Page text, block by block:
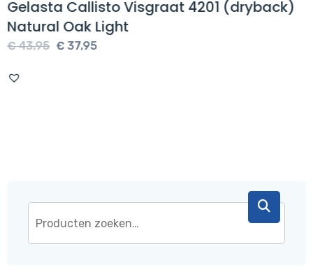
Gelasta Callisto Visgraat 4201 (dryback)
Natural Oak Light
€43,95 Oorspronkelijke
€ 37,95Huidige